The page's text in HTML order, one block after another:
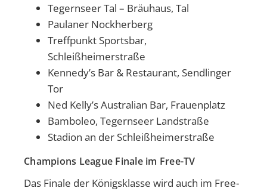
Tegernseer Tal – Bräuhaus, Tal
Paulaner Nockherberg
Treffpunkt Sportsbar,
Schleißheimerstraße
Kennedy’s Bar & Restaurant, Sendlinger
Tor
Ned Kelly’s Australian Bar, Frauenplatz
Bamboleo, Tegernseer Landstraße
Stadion an der Schleißheimerstraße
Champions League Finale im Free-TV
Das Finale der Königsklasse wird auch im Free-